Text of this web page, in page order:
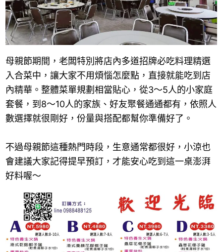
母親節期間，老闆特別將店內多道招牌必吃料理精選
入合菜中，讓大家不用煩惱怎麼點，直接就能吃到店
內精華。整體菜單規劃相當貼心，從3～5人的小家庭
套餐，到8～10人的家族、好友聚餐通通都有，依照人
數選擇就很剛好，份量與搭配都幫你準備好了。
不過母親節這種熱門時段，生意通常都很好，小涼也
會建議大家記得提早預訂，才能安心吃到這一桌澎湃
好料喔～